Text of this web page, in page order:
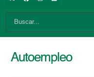
Autoempleo